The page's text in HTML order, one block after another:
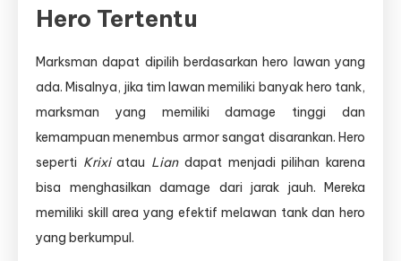
Hero Tertentu
Marksman dapat dipilih berdasarkan hero lawan yang
ada. Misalnya, jika tim lawan memiliki banyak hero tank,
marksman yang memiliki damage tinggi dan
kemampuan menembus armor sangat disarankan. Hero
seperti Krixiatau Liandapat menjadi pilihan karena
bisa menghasilkan damage dari jarak jauh. Mereka
memiliki skill area yang efektif melawan tank dan hero
yang berkumpul.